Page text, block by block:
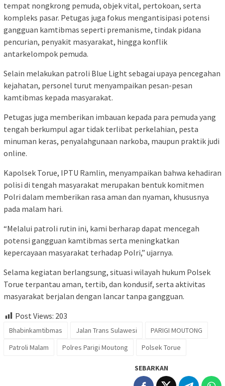
tempat nongkrong pemuda, objek vital, pertokoan, serta
kompleks pasar. Petugas juga fokus mengantisipasi potensi
gangguan kamtibmas seperti premanisme, tindak pidana
pencurian, penyakit masyarakat, hingga konflik
antarkelompok pemuda.
Selain melakukan patroli Blue Light sebagai upaya pencegahan
kejahatan, personel turut menyampaikan pesan-pesan
kamtibmas kepada masyarakat.
Petugas juga memberikan imbauan kepada para pemuda yang
tengah berkumpul agar tidak terlibat perkelahian, pesta
minuman keras, penyalahgunaan narkoba, maupun praktik judi
online.
Kapolsek Torue, IPTU Ramlin, menyampaikan bahwa kehadiran
polisi di tengah masyarakat merupakan bentuk komitmen
Polri dalam memberikan rasa aman dan nyaman, khususnya
pada malam hari.
“Melalui patroli rutin ini, kami berharap dapat mencegah
potensi gangguan kamtibmas serta meningkatkan
kepercayaan masyarakat terhadap Polri,” ujarnya.
Selama kegiatan berlangsung, situasi wilayah hukum Polsek
Torue terpantau aman, tertib, dan kondusif, serta aktivitas
masyarakat berjalan dengan lancar tanpa gangguan.
Post Views: 203
Bhabinkamtibmas Jalan Trans Sulawesi
PARIGI MOUTONG
Patroli Malam
Polres Parigi Moutong Polsek Torue
SEBARKAN